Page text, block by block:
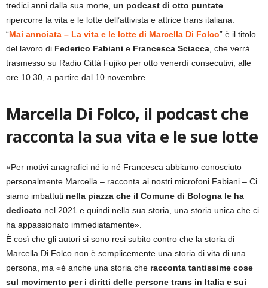
tredici anni dalla sua morte, un podcast di otto puntate
ripercorre la vita e le lotte dell’attivista e attrice trans italiana.
“Mai annoiata – La vita e le lotte di Marcella Di Folco” è il titolo
del lavoro di Federico Fabiani e Francesca Sciacca, che verrà
trasmesso su Radio Città Fujiko per otto venerdì consecutivi, alle
ore 10.30, a partire dal 10 novembre.
Marcella Di Folco, il podcast che
racconta la sua vita e le sue lotte
«Per motivi anagrafici né io né Francesca abbiamo conosciuto
personalmente Marcella – racconta ai nostri microfoni Fabiani – Ci
siamo imbattuti nella piazza che il Comune di Bologna le ha
dedicato nel 2021 e quindi nella sua storia, una storia unica che ci
ha appassionato immediatamente».
È così che gli autori si sono resi subito contro che la storia di
Marcella Di Folco non è semplicemente una storia di vita di una
persona, ma «è anche una storia che racconta tantissime cose
sul movimento per i diritti delle persone trans in Italia e sui